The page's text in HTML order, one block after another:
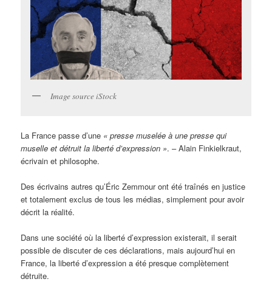
Image source iStock
La France passe d’une « presse muselée à une presse qui
muselle et détruit la liberté d’expression ». – Alain Finkielkraut,
écrivain et philosophe.
Des écrivains autres qu’Éric Zemmour ont été traînés en justice
et totalement exclus de tous les médias, simplement pour avoir
décrit la réalité.
Dans une société où la liberté d’expression existerait, il serait
possible de discuter de ces déclarations, mais aujourd’hui en
France, la liberté d’expression a été presque complètement
détruite.